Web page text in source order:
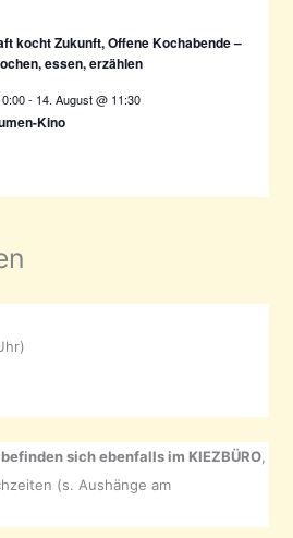
kocht Zukunft, Offene Kochabende –
essen, erzählen
- 14. August @ 11:30
Kino
sich ebenfalls im KIEZBÜRO
(s. Aushänge am